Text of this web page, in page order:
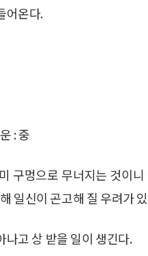
어온다.
: 중
구멍으로 무너지는 것이
일신이 곤고해 질 우려가
나고 상 받을 일이 생긴다.